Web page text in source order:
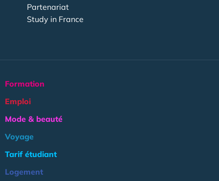
Partenariat
Study in France
Formation
Emploi
Mode & beauté
Voyage
Tarif étudiant
Logement